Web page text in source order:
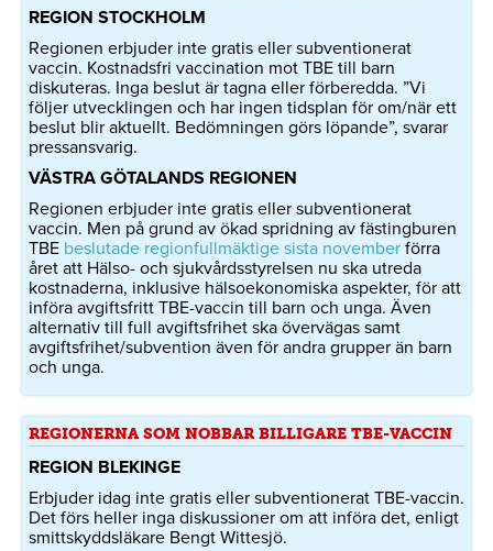
REGION STOCKHOLM
Regionen erbjuder inte gratis eller subventionerat
vaccin. Kostnadsfri vaccination mot TBE till barn
diskuteras. Inga beslut är tagna eller förberedda. ”Vi
följer utvecklingen och har ingen tidsplan för om/när ett
beslut blir aktuellt. Bedömningen görs löpande”, svarar
pressansvarig.
VÄSTRA GÖTALANDS REGIONEN
Regionen erbjuder inte gratis eller subventionerat
vaccin. Men på grund av ökad spridning av fästingburen
TBE beslutade regionfullmäktige sista november förra
året att Hälso- och sjukvårdsstyrelsen nu ska utreda
kostnaderna, inklusive hälsoekonomiska aspekter, för att
införa avgiftsfritt TBE-vaccin till barn och unga. Även
alternativ till full avgiftsfrihet ska övervägas samt
avgiftsfrihet/subvention även för andra grupper än barn
och unga.
REGIONERNA SOM NOBBAR BILLIGARE TBE-VACCIN
REGION BLEKINGE
Erbjuder idag inte gratis eller subventionerat TBE-vaccin.
Det förs heller inga diskussioner om att införa det, enligt
smittskyddsläkare Bengt Wittesjö.